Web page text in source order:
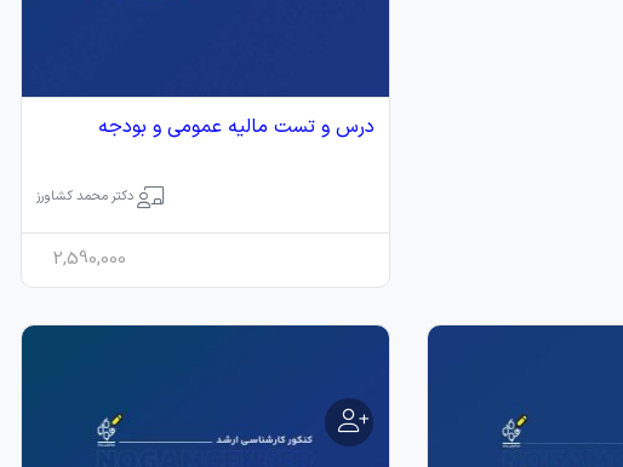
درس و تست مالیه عمومی و بودجه
دکتر محمد کشاورز
2,590,000